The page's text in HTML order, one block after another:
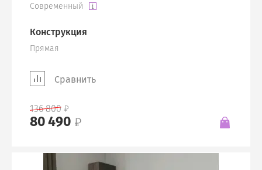
Современный
Конструкция
Прямая
Сравнить
136 800
80 490